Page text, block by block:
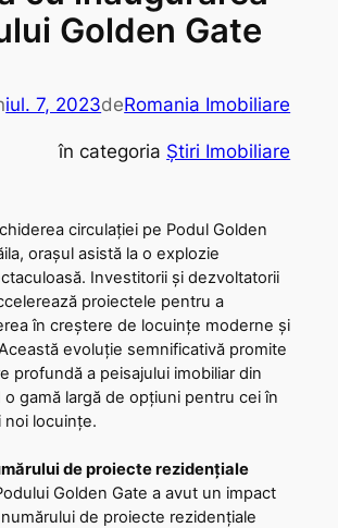
Golden Gate
iul. 7, 2023deRomania Imobiliare
în categoria Știri Imobiliare
circulației pe Podul Golden
orașul asistă la o explozie
Investitorii și dezvoltatorii
proiectele pentru a
în creștere de locuințe moderne și
evoluție semnificativă promite
profundă a peisajului imobiliar din
o gamă largă de opțiuni pentru cei în
noi locuințe.
de proiecte rezidențiale
Golden Gate a avut un impact
de proiecte rezidențiale